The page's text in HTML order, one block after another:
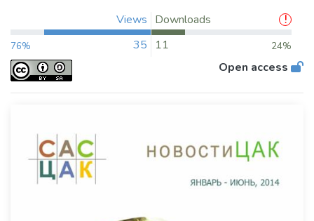
Views
76% 35
Downloads
11
24%
Open access